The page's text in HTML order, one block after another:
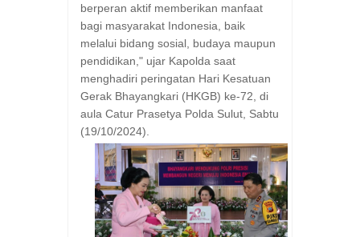
berperan aktif memberikan manfaat
bagi masyarakat Indonesia, baik
melalui bidang sosial, budaya maupun
pendidikan," ujar Kapolda saat
menghadiri peringatan Hari Kesatuan
Gerak Bhayangkari (HKGB) ke-72, di
aula Catur Prasetya Polda Sulut, Sabtu
(19/10/2024).